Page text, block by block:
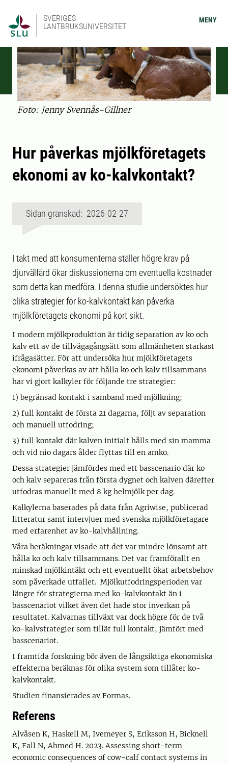
SVERIGES
LANTBRUKSUNIVERSITET
MENY
Foto: Jenny Svennås-Gillner
Hur påverkas mjölkföretagets
ekonomi av ko-kalvkontakt?
Sidan granskad: 2026-02-27
I takt med att konsumenterna ställer högre krav på
djurvälfärd ökar diskussionerna om eventuella kostnader
som detta kan medföra. I denna studie undersöktes hur
olika strategier för ko-kalvkontakt kan påverka
mjölkföretagets ekonomi på kort sikt.
I modern mjölkproduktion är tidig separation av ko och
kalv ett av de tillvägagångsätt som allmänheten starkast
ifrågasätter. För att undersöka hur mjölkföretagets
ekonomi påverkas av att hålla ko och kalv tillsammans
har vi gjort kalkyler för följande tre strategier:
1) begränsad kontakt i samband med mjölkning;
2) full kontakt de första 21 dagarna, följt av separation
och manuell utfodring;
3) full kontakt där kalven initialt hålls med sin mamma
och vid nio dagars ålder flyttas till en amko.
Dessa strategier jämfördes med ett basscenario där ko
och kalv separeras från första dygnet och kalven därefter
utfodras manuellt med 8 kg helmjölk per dag.
Kalkylerna baserades på data från Agriwise, publicerad
litteratur samt intervjuer med svenska mjölkföretagare
med erfarenhet av ko-kalvhållning.
Våra beräkningar visade att det var mindre lönsamt att
hålla ko och kalv tillsammans. Det var framförallt en
minskad mjölkintäkt och ett eventuellt ökat arbetsbehov
som påverkade utfallet. Mjölkutfodringsperioden var
längre för strategierna med ko-kalvkontakt än i
basscenariot vilket även det hade stor inverkan på
resultatet. Kalvarnas tillväxt var dock högre för de två
ko-kalvstrategier som tillät full kontakt, jämfört med
basscenariot.
I framtida forskning bör även de långsiktiga ekonomiska
effekterna beräknas för olika system som tillåter ko-
kalvkontakt.
Studien finansierades av Formas.
Referens
Alvåsen K, Haskell M, Ivemeyer S, Eriksson H, Bicknell
K, Fall N, Ahmed H. 2023. Assessing short-term
economic consequences of cow-calf contact systems in